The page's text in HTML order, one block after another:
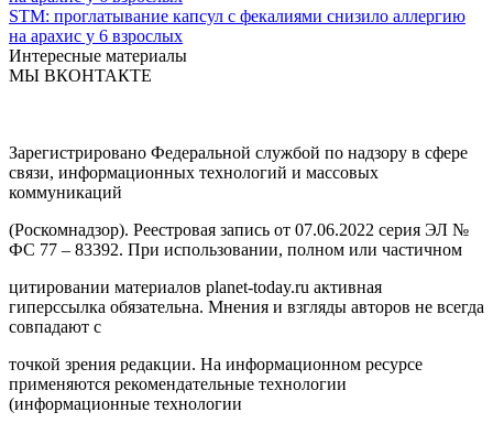
STM: проглатывание капсул с фекалиями снизило аллергию
на арахис у 6 взрослых
Интересные материалы
МЫ ВКОНТАКТЕ
Зарегистрировано Федеральной службой по надзору в сфере
связи, информационных технологий и массовых
коммуникаций
(Роскомнадзор). Реестровая запись от 07.06.2022 серия ЭЛ №
ФС 77 – 83392. При использовании, полном или частичном
цитировании материалов planet-today.ru активная
гиперссылка обязательна. Мнения и взгляды авторов не всегда
совпадают с
точкой зрения редакции. На информационном ресурсе
применяются рекомендательные технологии
(информационные технологии